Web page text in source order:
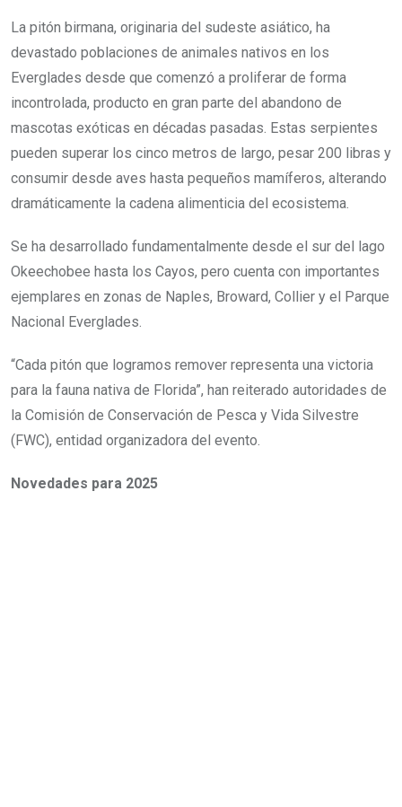
La pitón birmana, originaria del sudeste asiático, ha
devastado poblaciones de animales nativos en los
Everglades desde que comenzó a proliferar de forma
incontrolada, producto en gran parte del abandono de
mascotas exóticas en décadas pasadas. Estas serpientes
pueden superar los cinco metros de largo, pesar 200 libras y
consumir desde aves hasta pequeños mamíferos, alterando
dramáticamente la cadena alimenticia del ecosistema.
Se ha desarrollado fundamentalmente desde el sur del lago
Okeechobee hasta los Cayos, pero cuenta con importantes
ejemplares en zonas de Naples, Broward, Collier y el Parque
Nacional Everglades.
“Cada pitón que logramos remover representa una victoria
para la fauna nativa de Florida”, han reiterado autoridades de
la Comisión de Conservación de Pesca y Vida Silvestre
(FWC), entidad organizadora del evento.
Novedades para 2025